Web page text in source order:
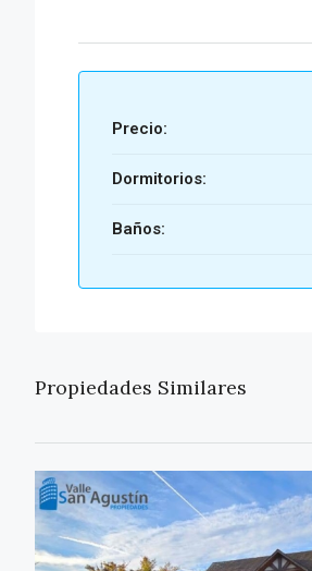
Precio:
Dormitorios:
Baños:
Propiedades Similares